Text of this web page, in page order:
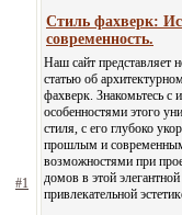
#1
Стиль фахверк:
современность.
Наш сайт представляет
статью об
фахверк. Знакомьтесь с
особенностями этого
стиля, с его глубоко
прошлым и
возможностями при
домов в этой
привлекательной